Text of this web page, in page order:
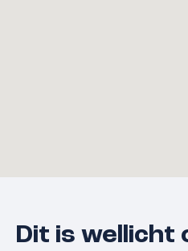
Dit is wellicht